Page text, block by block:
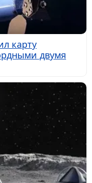
карту
двумя